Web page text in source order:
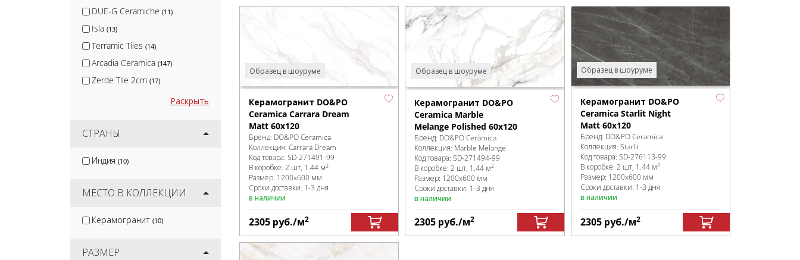
DUE-G Ceramiche (11)
Isla (13)
Terramic Tiles (14)
Arcadia Ceramica (147)
Zerde Tile 2cm (17)
Nadis(2)
MGM Ceramiche
Раскрыть
СТРАНЫ
Индия (10)
МЕСТО В КОЛЛЕКЦИИ
Керамогранит (10)
РАЗМЕР
Образец в шоуруме
Керамогранит DO&PO
Ceramica Carrara Dream
Matt 60x120
Бренд: DO&PO Ceramica
Коллекция: Carrara Dream
Код товара: SD-271491-99
В коробке: 2 шт, 1.44 м2
Размер: 1200x600 мм
Сроки доставки: 1-3 дня
в наличии
2305 руб./м2
Образец в шоуруме
Керамогранит DO&PO
Ceramica Marble
Melange Polished 60x120
Бренд: DO&PO Ceramica
Коллекция: Marble Melange
Код товара:SD-271494-99
В коробке:2 шт, 1.44 м2
Размер: 1200x600 мм
Сроки доставки: 1-3 дня
в наличии
2305 руб./м2
Образец в шоуруме
Керамогранит DO&PO
Ceramica Starlit Night
Matt 60x120
Бренд: DO&PO Ceramica
Коллекция: Starlit
Код товара: SD-276113-99
В коробке: 2 шт, 1.44 м2
Размер: 1200x600 мм
Сроки доставки: 1-3 дня
в наличии
2305 руб./м2